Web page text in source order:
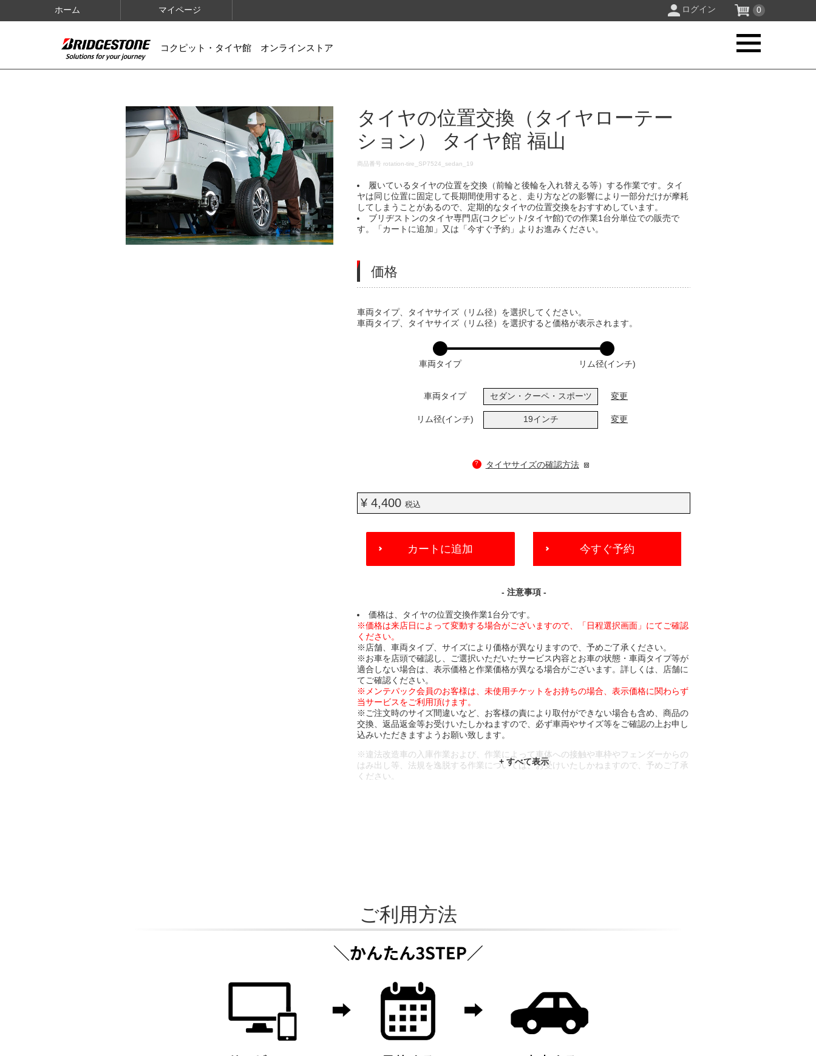
ホーム マイページ ログイン 0
コクピット・タイヤ館 オンラインストア
IMAGES
タイヤの位置交換（タイヤローテー
ション） タイヤ館 福山
DETAILS
商品番号 rotation-tire_SP7524_sedan_19
履いているタイヤの位置を交換（前輪と後輪を入れ替える等）する作業です。タイ
ヤは同じ位置に固定して長期間使用すると、走り方などの影響により一部分だけが摩耗
してしまうことがあるので、定期的なタイヤの位置交換をおすすめしています。
ブリヂストンのタイヤ専門店(コクピット/タイヤ館)での作業1台分単位での販売で
す。「カートに追加」又は「今すぐ予約」よりお進みください。
価格
VARIATIONS
車両タイプ、タイヤサイズ（リム径）を選択してください。
車両タイプ、タイヤサイズ（リム径）を選択すると価格が表示されます。
車両タイプ リム径(インチ)
車両タイプ セダン・クーペ・スポーツ 変更
リム径(インチ) 19インチ 変更
? タイヤサイズの確認方法
¥ 4,400税込
ADD
CART
カートに追加 今すぐ予約
- 注意事項 -
価格は、タイヤの位置交換作業1台分です。
※価格は来店日によって変動する場合がございますので、「日程選択画面」にてご確認
ください。
※店舗、車両タイプ、サイズにより価格が異なりますので、予めご了承ください。
※お車を店頭で確認し、ご選択いただいたサービス内容とお車の状態・車両タイプ等が
適合しない場合は、表示価格と作業価格が異なる場合がございます。詳しくは、店舗に
てご確認ください。
※メンテパック会員のお客様は、未使用チケットをお持ちの場合、表示価格に関わらず
当サービスをご利用頂けます。
※ご注文時のサイズ間違いなど、お客様の責により取付ができない場合も含め、商品の
交換、返品返金等お受けいたしかねますので、必ず車両やサイズ等をご確認の上お申し
込みいただきますようお願い致します。
※違法改造車の入庫作業および、作業によって車体への接触や車枠やフェンダーからの
はみ出し等、法規を逸脱する作業については、お受けいたしかねますので、予めご了承
ください。
ご利用方法